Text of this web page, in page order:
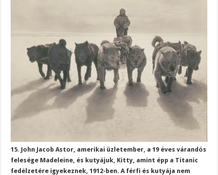
15. John Jacob Astor, amerikai üzletember, a 19 éves várandós
felesége Madeleine, és kutyájuk, Kitty, amint épp a Titanic
fedélzetére igyekeznek, 1912-ben. A férfi és kutyája nem